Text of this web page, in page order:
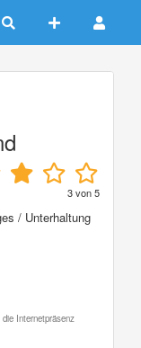
3von5
/ Unterhaltung
Internetpräsenz